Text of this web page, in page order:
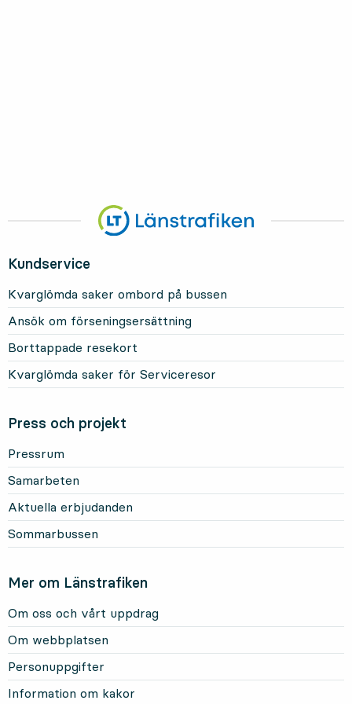
Kundservice
Kvarglömda saker ombord på bussen
Ansök om förseningsersättning
Borttappade resekort
Kvarglömda saker för Serviceresor
Press och projekt
Pressrum
Samarbeten
Aktuella erbjudanden
Sommarbussen
Mer om Länstrafiken
Om oss och vårt uppdrag
Om webbplatsen
Personuppgifter
Information om kakor